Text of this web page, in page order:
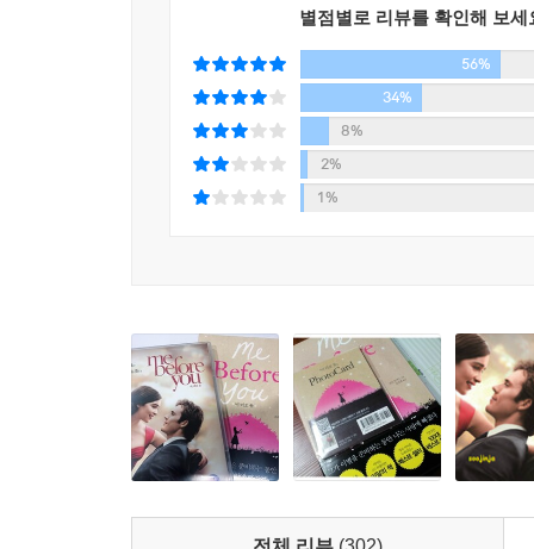
다. “어렸을 때 말이에요. 우리 삶의 궤적도 어디쯤
“그럴 이유가 없잖아요? 우리는 사실 비슷한 무
마 갓난아기였을 거예요.”
“아. 자꾸 잊어버리네. 난 당신한테 대면 완전 영감
“여덟 살 연상이면 분명히 ‘나이 많은 남자’ 축에
를 못하게 했어요.”
“자기 소유의 성이 있어도?”
나는 한 구석에, 최대한 덤불숲 아래 기어들어가
다. 영원히 여기 처박혀 있게 될 터였다. 아무도 날
“윌…….”
“어디……?”
그런데 그가 나타났다, 바로 내 앞에.
“미안해요.” 온통 일그러진 얼굴로 올려다보며,
그는 5센티미터 가량 손을 들어올렸다. 아마 그
2007년 영국 런던, 윌 트레이너의 하루는 여느
보내고, 다음 약속을 기약하며 방을 나섰다. 세
옮겼다. 택시를 잡기 위해 뛰듯이 길을 건넜다. 끼
그날 이후 그는 ‘C5/6 사지마비환자’가 되었다.
여자에게 미래를 선물하고픈 남자,
남자의 시간을 붙잡고 싶은 여자
차라리 공포에 가까웠던 첫 만남 이후, 남자는
것처럼 면박을 주고, 어쩌다 눈이라도 마주치면
별점별로 리뷰를 확인해 보세
56%
34%
8%
2%
1%